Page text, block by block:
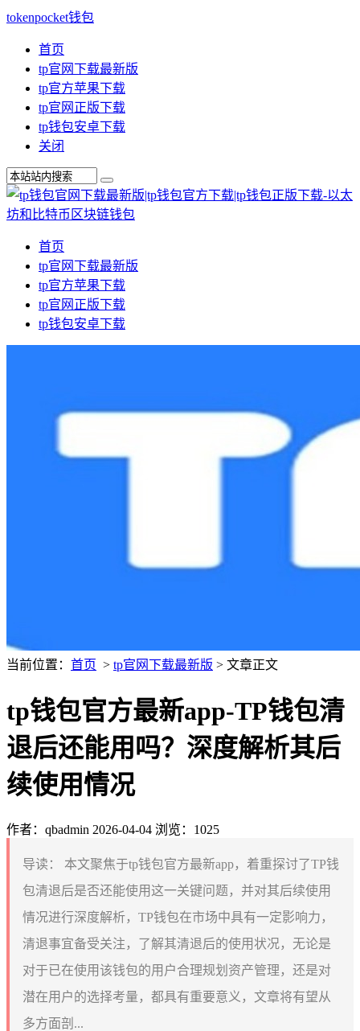
tokenpocket钱包
首页
tp官网下载最新版
tp官方苹果下载
tp官网正版下载
tp钱包安卓下载
关闭
首页
tp官网下载最新版
tp官方苹果下载
tp官网正版下载
tp钱包安卓下载
当前位置： 首页 > tp官网下载最新版 > 文章正文
tp钱包官方最新app-TP钱包清
退后还能用吗？深度解析其后
续使用情况
作者：qbadmin 2026-04-04 浏览：1025
导读：
本文聚焦于tp钱包官方最新app，着重探讨了TP钱
包清退后是否还能使用这一关键问题，并对其后续使用
情况进行深度解析，TP钱包在市场中具有一定影响力，
清退事宜备受关注，了解其清退后的使用状况，无论是
对于已在使用该钱包的用户合理规划资产管理，还是对
潜在用户的选择考量，都具有重要意义，文章将有望从
多方面剖...